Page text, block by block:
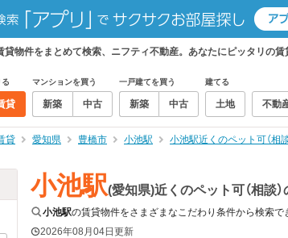
貸物件をまとめて検索、ニフティ不動産。あなたにピッタリの賃
貸
マンションを買う
新築 中古
一戸建てを買う
新築 中古
建てる
土地 不動
貸 愛知県 豊橋市 小池駅 小池駅近くのペット可（相
小池駅(愛知県)近くのペット可（相談
小池駅の賃貸物件をさまざまなこだわり条件から検索で
2026年08月04日更新